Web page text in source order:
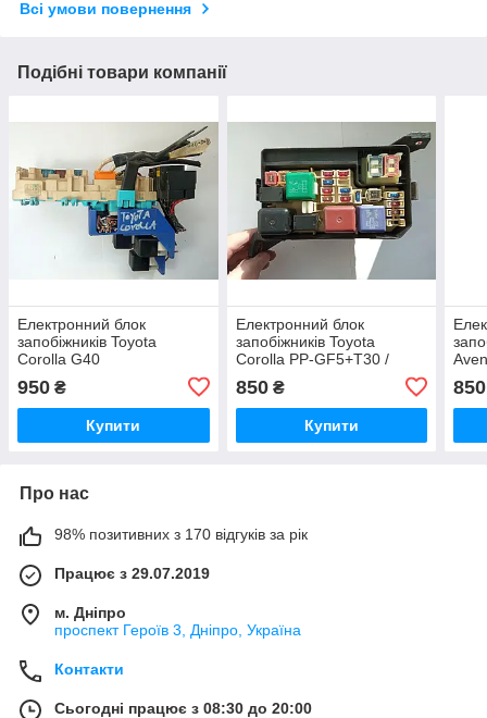
Всі умови повернення
Подібні товари компанії
Електронний блок
запобіжників Toyota
Corolla G40
950 ₴
Купити
Електронний блок
запобіжників Toyota
Corolla PP-GF5+T30 /
850₴
Купити
850
Про нас
98% позитивних з 170 відгуків за рік
Працює з 29.07.2019
м. Дніпро
проспект Героїв 3, Дніпро, Україна
Контакти
Сьогодні працює з 08:30 до 20:00